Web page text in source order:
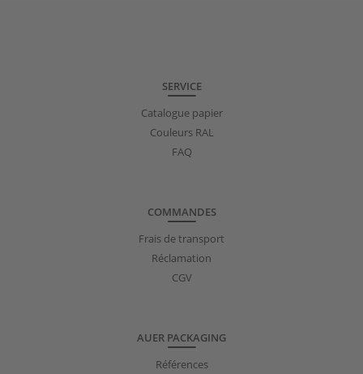
SERVICE
Catalogue papier
Couleurs RAL
FAQ
COMMANDES
Frais de transport
Réclamation
CGV
AUER PACKAGING
Références